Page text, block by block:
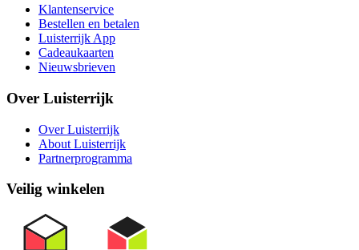
Klantenservice
Bestellen en betalen
Luisterrijk App
Cadeaukaarten
Nieuwsbrieven
Over Luisterrijk
Over Luisterrijk
About Luisterrijk
Partnerprogramma
Veilig winkelen